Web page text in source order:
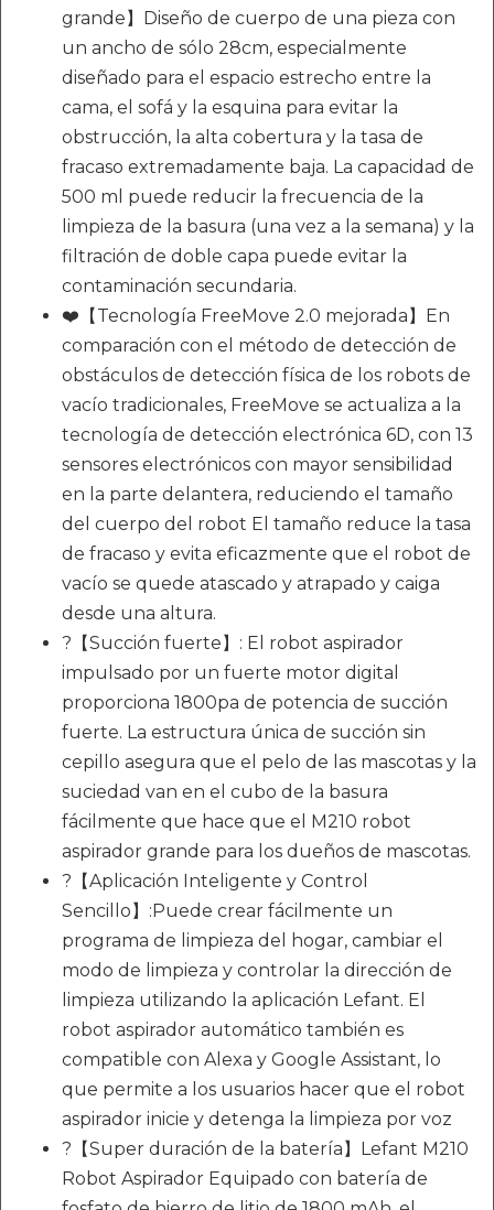
grande】Diseño de cuerpo de una pieza con
un ancho de sólo 28cm, especialmente
diseñado para el espacio estrecho entre la
cama, el sofá y la esquina para evitar la
obstrucción, la alta cobertura y la tasa de
fracaso extremadamente baja. La capacidad de
500 ml puede reducir la frecuencia de la
limpieza de la basura (una vez a la semana) y la
filtración de doble capa puede evitar la
contaminación secundaria.
❤️【Tecnología FreeMove 2.0 mejorada】En
comparación con el método de detección de
obstáculos de detección física de los robots de
vacío tradicionales, FreeMove se actualiza a la
tecnología de detección electrónica 6D, con 13
sensores electrónicos con mayor sensibilidad
en la parte delantera, reduciendo el tamaño
del cuerpo del robot El tamaño reduce la tasa
de fracaso y evita eficazmente que el robot de
vacío se quede atascado y atrapado y caiga
desde una altura.
?【Succión fuerte】: El robot aspirador
impulsado por un fuerte motor digital
proporciona 1800pa de potencia de succión
fuerte. La estructura única de succión sin
cepillo asegura que el pelo de las mascotas y la
suciedad van en el cubo de la basura
fácilmente que hace que el M210 robot
aspirador grande para los dueños de mascotas.
?【Aplicación Inteligente y Control
Sencillo】:Puede crear fácilmente un
programa de limpieza del hogar, cambiar el
modo de limpieza y controlar la dirección de
limpieza utilizando la aplicación Lefant. El
robot aspirador automático también es
compatible con Alexa y Google Assistant, lo
que permite a los usuarios hacer que el robot
aspirador inicie y detenga la limpieza por voz
?【Super duración de la batería】Lefant M210
Robot Aspirador Equipado con batería de